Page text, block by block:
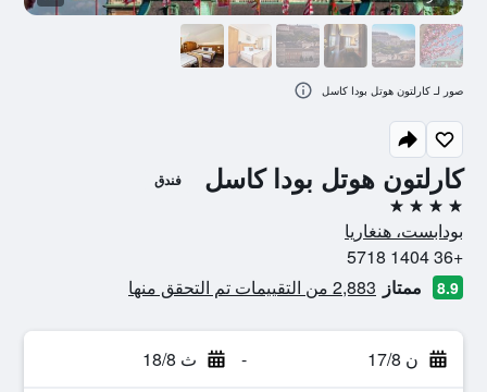
كارلتون هوتل بودا كاسل فندق
4 نجوم
بودابست، هنغاريا
+36 1404 5718
8.9 ممتاز 2,883 من التقييمات تم التحقق منها
ن 17/8 - ث 18/8
صور لـ كارلتون هوتل بودا كاسل